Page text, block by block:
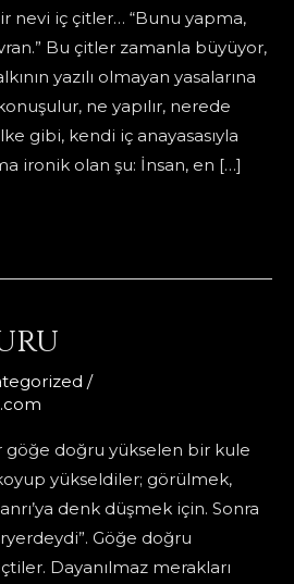
nevi iç çitler… “Bunu yapma,
Bu çitler zamanla büyüyor,
yazılı olmayan yasalarına
ne yapılır, nerede
gibi, kendi iç anayasasıyla
ironik olan şu: İnsan, en […]
/
göğe doğru yükselen bir kule
yükseldiler; görülmek,
denk düşmek için. Sonra
Göğe doğru
Dayanılmaz merakları